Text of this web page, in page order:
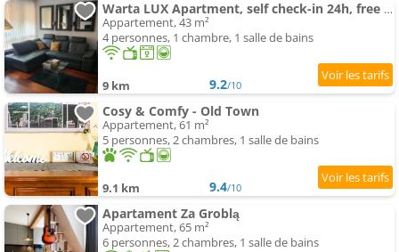
Warta LUX Apartment, self check-in 24h, free parking
Appartement, 43 m²
4 personnes, 1 chambre, 1 salle de bains
9 km 9.2/10
Cosy & Comfy - Old Town
Appartement, 61 m²
5 personnes, 2 chambres, 1 salle de bains
9.1 km 9.4/10
Apartament Za Groblą
Appartement, 65 m²
6 personnes, 2 chambres, 1 salle de bains